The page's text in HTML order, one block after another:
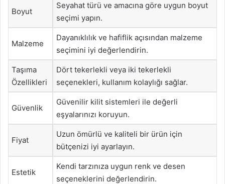
Boyut
Seyahat türü ve amacına göre uygun boyut
seçimi yapın.
Malzeme
Dayanıklılık ve hafiflik açısından malzeme
seçimini iyi değerlendirin.
Taşıma
Özellikleri
Dört tekerlekli veya iki tekerlekli
seçenekleri, kullanım kolaylığı sağlar.
Güvenlik
Güvenilir kilit sistemleri ile değerli
eşyalarınızı koruyun.
Fiyat
Uzun ömürlü ve kaliteli bir ürün için
bütçenizi iyi ayarlayın.
Estetik
Kendi tarzınıza uygun renk ve desen
seçeneklerini değerlendirin.